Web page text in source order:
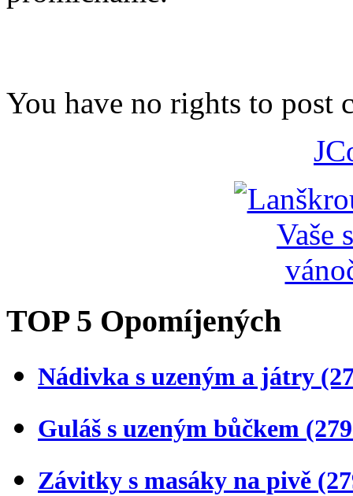
You have no rights to post
TOP 5 Opomíjených
Nádivka s uzeným a játry
Guláš s uzeným bůčkem
Závitky s masáky na pivě